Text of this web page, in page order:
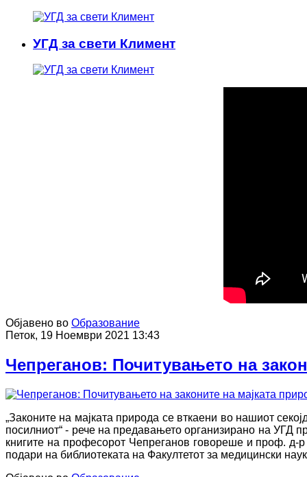
УГД за свети Климент
Објавено во Образование
Петок, 19 Ноември 2021 13:43
Чепреганов: Почитувањето на
„Законите на мајката природа се вткаени во нашиот
посилниот“ - рече на предавањето организирано на УГД
книгите на професорот Чепреганов говореше и проф. д-р
подари на библиотеката на Факултетот за медицински